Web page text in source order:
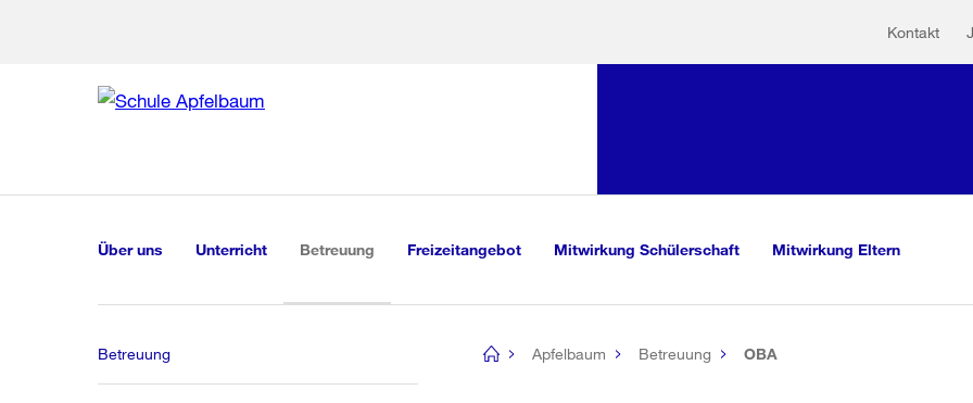
Kontakt
Navigation
Über uns Unterricht Betreuung (aktiv)Freizeitangebot Mitwirkung Schülerschaft Mitwirkung Eltern
[no
Apfelbaum Betreuung OBA
Betreuung